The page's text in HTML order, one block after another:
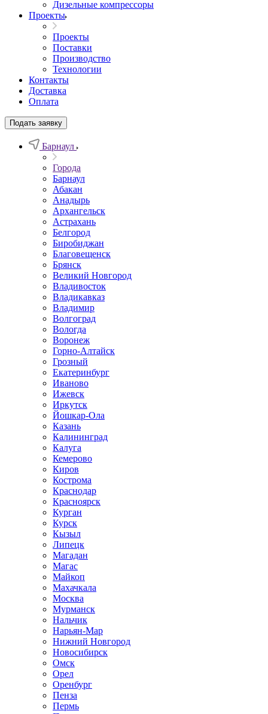
Дизельные компрессоры
Проекты
Проекты
Поставки
Производство
Технологии
Контакты
Доставка
Оплата
Подать заявку
Барнаул
Города
Барнаул
Абакан
Анадырь
Архангельск
Астрахань
Белгород
Биробиджан
Благовещенск
Брянск
Великий Новгород
Владивосток
Владикавказ
Владимир
Волгоград
Вологда
Воронеж
Горно-Алтайск
Грозный
Екатеринбург
Иваново
Ижевск
Иркутск
Йошкар-Ола
Казань
Калининград
Калуга
Кемерово
Киров
Кострома
Краснодар
Красноярск
Курган
Курск
Кызыл
Липецк
Магадан
Магас
Майкоп
Махачкала
Москва
Мурманск
Нальчик
Нарьян-Мар
Нижний Новгород
Новосибирск
Омск
Орел
Оренбург
Пенза
Пермь